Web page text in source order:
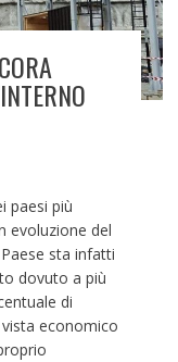
paesi più
evoluzione del
sta infatti
dovuto a più
di
economico